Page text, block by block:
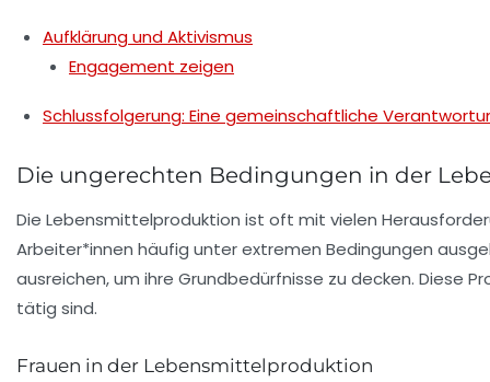
Aufklärung und Aktivismus
Engagement zeigen
Schlussfolgerung: Eine gemeinschaftliche
Die ungerechten Bedingungen in der
Die Lebensmittelproduktion ist oft mit vielen
Arbeiter*innen häufig unter extremen Bedingungen
ausreichen, um ihre Grundbedürfnisse zu decken. Diese
tätig sind.
Frauen in der Lebensmittelproduktion